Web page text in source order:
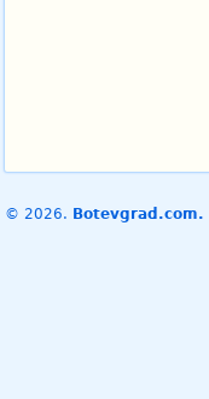
© 2026. Botevgrad.com.